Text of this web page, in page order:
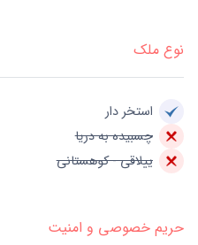
نوع ملک
استخر دار
چسبیده به دریا
ییلاقی - کوهستانی
حریم خصوصی و امنیت